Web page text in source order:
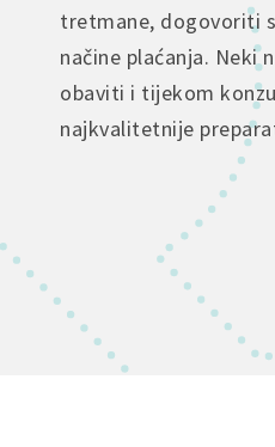
tretmane, dogovoriti
načine plaćanja.
obaviti i tijekom
najkvalitetnije